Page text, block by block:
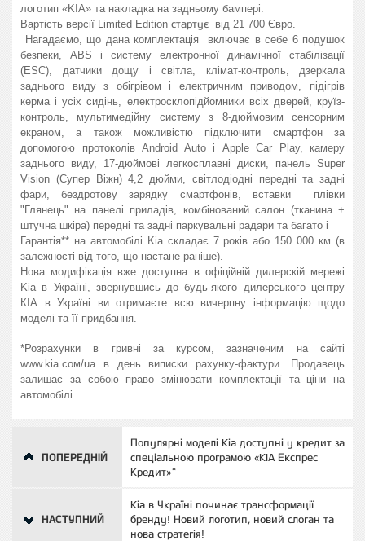
логотип «KIA» та накладка на задньому бампері.
Вартість версії Limited Edition стартує від 21 700 Євро.
Нагадаємо, що дана комплектація включає в себе 6 подушок
безпеки, ABS і систему електронної динамічної стабілізації
(ESC), датчики дощу і світла, клімат-контроль, дзеркала
заднього виду з обігрівом і електричним приводом, підігрів
керма і усіх сидінь, електросклопідйомники всіх дверей, круїз-
контроль, мультимедійну систему з 8-дюймовим сенсорним
екраном, а також можливістю підключити смартфон за
допомогою протоколів Android Auto і Apple Car Play, камеру
заднього виду, 17-дюймові легкосплавні диски, панель Super
Vision (Супер Віжн) 4,2 дюйми, світлодіодні передні та задні
фари, бездротову зарядку смартфонів, вставки плівки
"Глянець" на панелі приладів, комбінований салон (тканина +
штучна шкіра) передні та задні паркувальні радари та багато і
Гарантія** на автомобілі Kia складає 7 років або 150 000 км (в
залежності від того, що настане раніше).
Нова модифікація вже доступна в офіційній дилерскій мережі
Kia в Україні, звернувшись до будь-якого дилерського центру
КІА в Україні ви отримаєте всю вичерпну інформацію щодо
моделі та її придбання.
*Розрахунки в гривні за курсом, зазначеним на сайті
www.kia.сом/ua в день виписки рахунку-фактури. Продавець
залишає за собою право змінювати комплектації та ціни на
автомобілі.
ПОПЕРЕДНІЙ
Популярні моделі Kia доступні у кредит за
спеціальною програмою «KIA Експрес
Кредит»*
НАСТУПНИЙ
Kia в Україні починає трансформації
бренду! Новий логотип, новий слоган та
нова стратегія!